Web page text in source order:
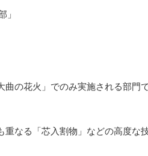
」
曲の花火」でのみ実施される部門
重なる「芯入割物」などの高度な